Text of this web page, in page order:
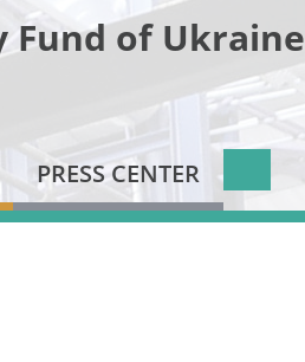
Fund of Ukraine
PRESS CENTER